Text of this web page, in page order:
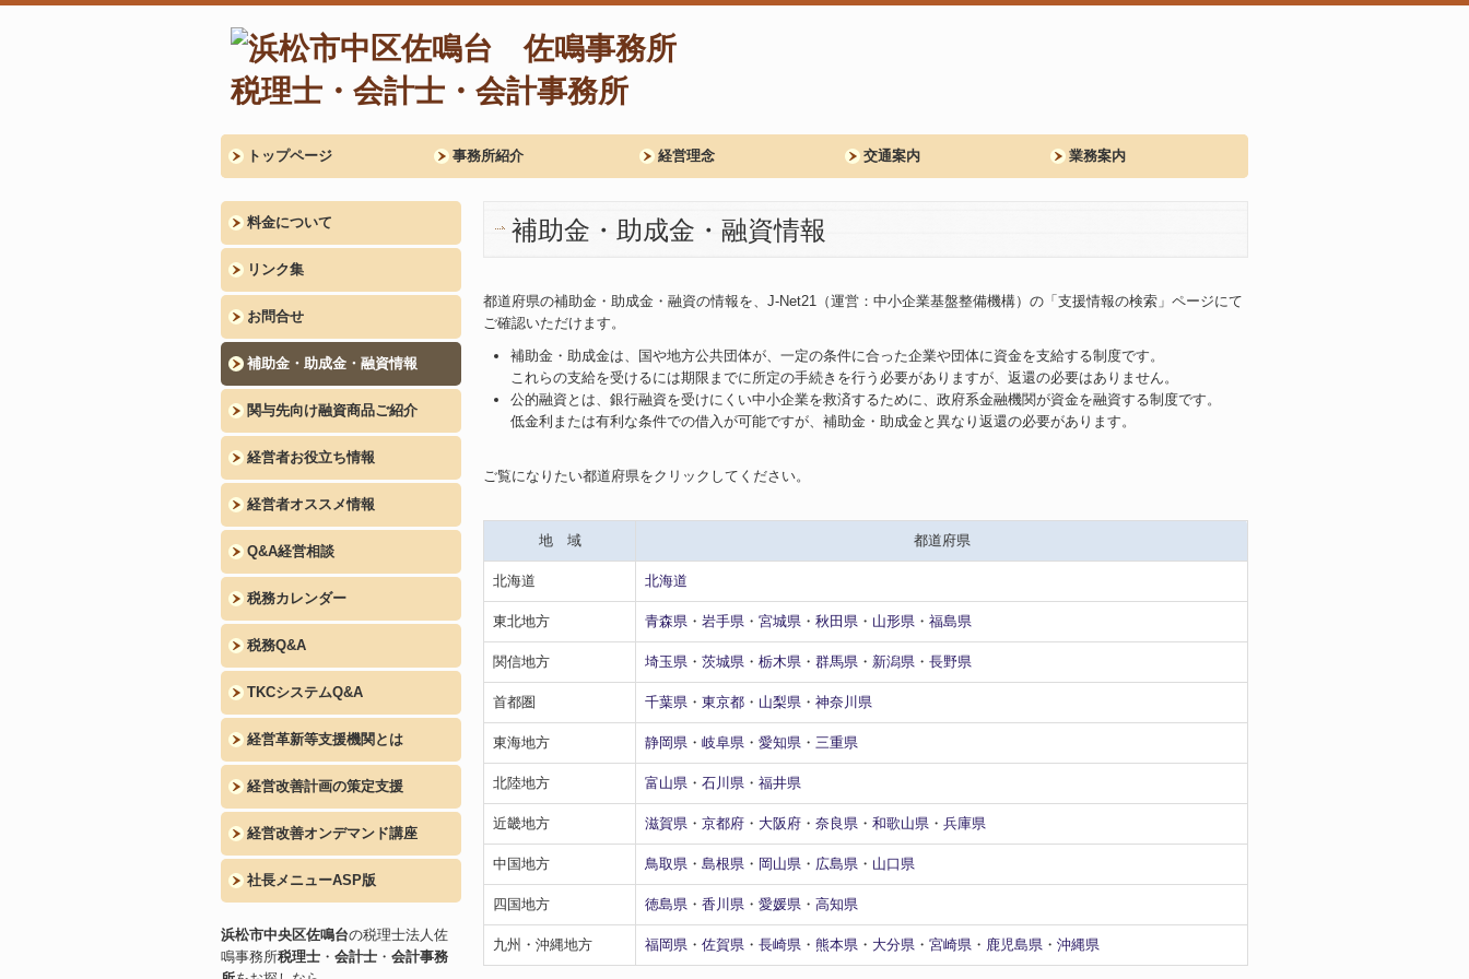
トップページ 事務所紹介 経営理念 交通案内 業務案内
料金について
リンク集
お問合せ
補助金・助成金・融資情報
関与先向け融資商品ご紹介
経営者お役立ち情報
経営者オススメ情報
Q&A経営相談
税務カレンダー
税務Q&A
TKCシステムQ&A
経営革新等支援機関とは
経営改善計画の策定支援
経営改善オンデマンド講座
社長メニューASP版
浜松市中央区佐鳴台の税理士法人佐
鳴事務所税理士 ・ 会計士 ・ 会計事務
補助金・助成金・融資情報
都道府県の補助金・助成金・融資の情報を、J-Net21（運営：中小企業基盤整備機構）の「支援情報の検索」ページにて
ご確認いただけます。
補助金・助成金は、国や地方公共団体が、一定の条件に合った企業や団体に資金を支給する制度です。
これらの支給を受けるには期限までに所定の手続きを行う必要がありますが、返還の必要はありません。
公的融資とは、銀行融資を受けにくい中小企業を救済するために、政府系金融機関が資金を融資する制度です。
低金利または有利な条件での借入が可能ですが、補助金・助成金と異なり返還の必要があります。
ご覧になりたい都道府県をクリックしてください。
地 域 都道府県
北海道 北海道
東北地方 青森県 ・ 岩手県 ・ 宮城県 ・ 秋田県 ・ 山形県 ・ 福島県
関信地方 埼玉県 ・ 茨城県 ・ 栃木県 ・ 群馬県 ・ 新潟県 ・ 長野県
首都圏 千葉県 ・ 東京都 ・ 山梨県 ・ 神奈川県
東海地方 静岡県 ・ 岐阜県 ・ 愛知県 ・ 三重県
北陸地方 富山県 ・ 石川県 ・ 福井県
近畿地方 滋賀県 ・ 京都府 ・ 大阪府 ・ 奈良県 ・ 和歌山県 ・ 兵庫県
中国地方 鳥取県 ・ 島根県 ・ 岡山県 ・ 広島県 ・ 山口県
四国地方 徳島県 ・ 香川県 ・ 愛媛県 ・ 高知県
九州・沖縄地方 福岡県 ・ 佐賀県 ・ 長崎県 ・ 熊本県 ・ 大分県 ・ 宮崎県 ・ 鹿児島県 ・ 沖縄県